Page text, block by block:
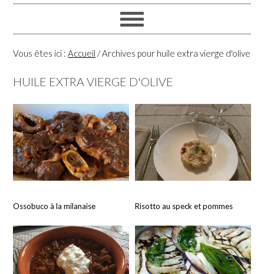
Vous êtes ici :Accueil /Archives pour huile extra vierge d'olive
HUILE EXTRA VIERGE D'OLIVE
Ossobuco à la milanaise Risotto au speck et pommes